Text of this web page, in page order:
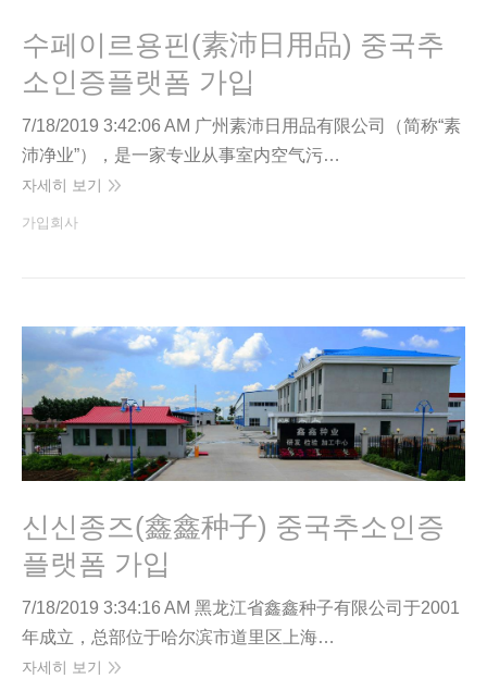
수페이르용핀(素沛日用品) 중국추
소인증플랫폼 가입
7/18/2019 3:42:06 AM 广州素沛日用品有限公司（简称“素
沛净业”），是一家专业从事室内空气污…
자세히 보기
가입회사
신신종즈(鑫鑫种子) 중국추소인증
플랫폼 가입
7/18/2019 3:34:16 AM 黑龙江省鑫鑫种子有限公司于2001
年成立，总部位于哈尔滨市道里区上海…
자세히 보기